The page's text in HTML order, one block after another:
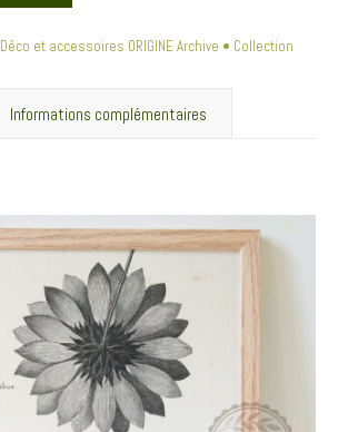
Déco et accessoires ORIGINE Archive • Collection
Informations complémentaires